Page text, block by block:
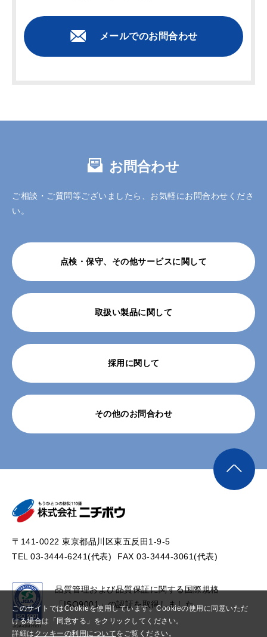
メールでのお問合わせ
お問合わせ
ご相談・ご質問等ございましたら、お気軽にお問合わせくださ
い。
点検・保守、その他サービスに関して
取扱い製品に関して
採用に関して
その他のお問合わせ
〒141-0022 東京都品川区東五反田1-9-5
TEL 03-3444-6241(代表)
FAX 03-3444-3061(代表)
品質管理および品質保証に関する国際規格
「ISO9001」の認証を取得しました。
このサイトではCookieを使用しています。Cookieの使用に同意いただ
ける場合は「同意する」をクリックしてください。
詳細は クッキーの利用についてをご覧ください。